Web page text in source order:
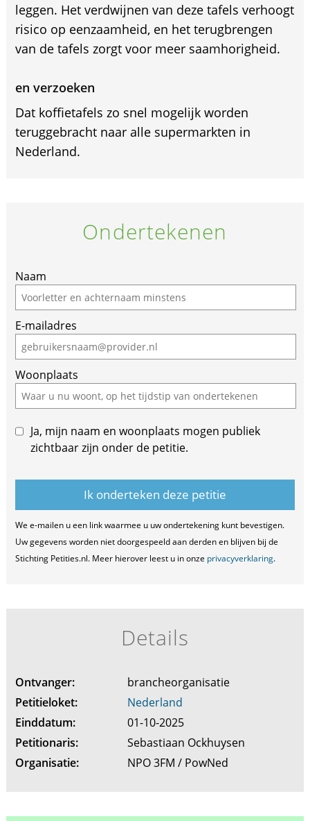
leggen. Het verdwijnen van deze tafels verhoogt
risico op eenzaamheid, en het terugbrengen
van de tafels zorgt voor meer saamhorigheid.
en verzoeken
Dat koffietafels zo snel mogelijk worden
teruggebracht naar alle supermarkten in
Nederland.
Ondertekenen
If
you
are
a
human,
ignore
this
field
Naam
E-mailadres
Woonplaats
Ja, mijn naam en woonplaats mogen publiek
zichtbaar zijn onder de petitie.
We e-mailen u een link waarmee u uw ondertekening kunt bevestigen.
Uw gegevens worden niet doorgespeeld aan derden en blijven bij de
Stichting Petities.nl. Meer hierover leest u in onze privacyverklaring.
Details
Ontvanger:
brancheorganisatie
Petitieloket:
Nederland
Einddatum:
01-10-2025
Petitionaris:
Sebastiaan Ockhuysen
Organisatie:
NPO 3FM / PowNed